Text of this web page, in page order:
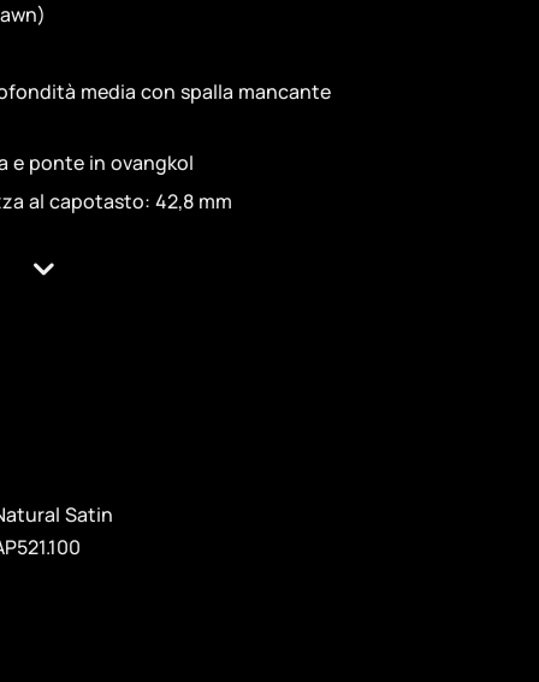
media con spalla mancante
e ponte in ovangkol
al capotasto: 42,8 mm
Satin